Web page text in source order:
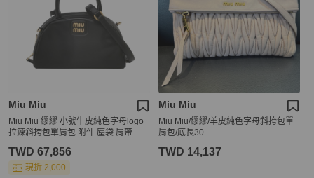
Miu Miu
Miu Miu 繆繆 小號牛皮純色字母logo
拉鍊斜挎包單肩包 附件 塵袋 肩帶
TWD 67,856
現折 2,000
Miu Miu
Miu Miu/繆繆/羊皮純色字母斜挎包單
肩包/底長30
TWD 14,137